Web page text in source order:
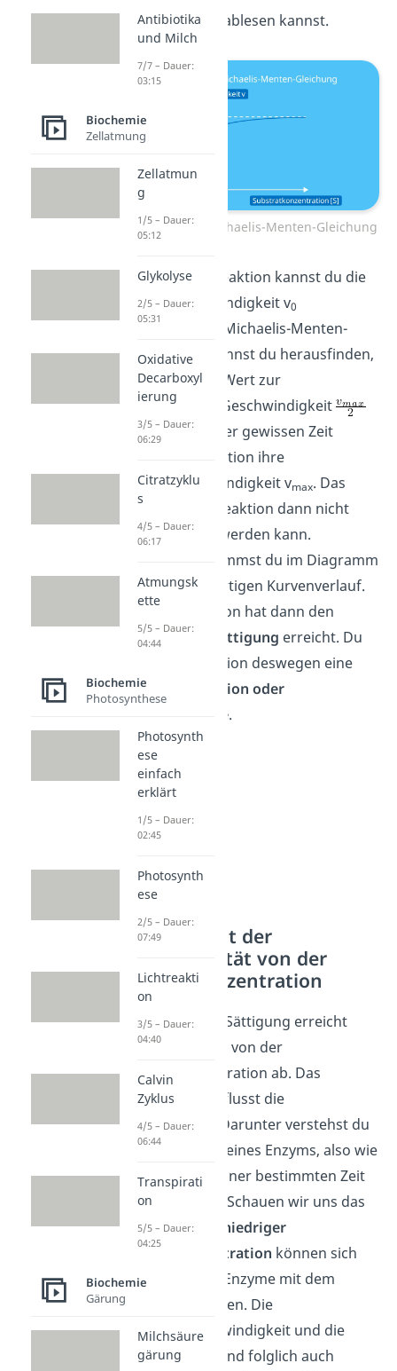
dem Diagramm ablesen kannst.
Diagramm zur Michaelis-Menten-Gleichung
Zu Beginn der Reaktion kannst du die
Anfangsgeschwindigkeit v0
bestimmen. Die Michaelis-Menten-
Konstante K
kannst du herausfinden,
indem du den x-Wert zur
halbmaximalen Geschwindigkeit
abliest. Nach einer gewissen Zeit
erreicht die Reaktion ihre
Maximalgeschwindigkeit vmax. Das
heißt, dass die Reaktion dann nicht
mehr schneller werden kann.
Deswegen bekommst du im Diagramm
einen hyperbelartigen Kurvenverlauf.
Die Enzymreaktion hat dann den
Zustand einer
Sättigung erreicht. Du
nennst die Funktion deswegen eine
Sättigungsfunktion oder
Sättigungskurve.
Abhängigkeit der
Enzymaktivität von der
Substratkonzentration
Wie schnell eine Sättigung erreicht
wird, hängt auch von der
Substratkonzentration ab. Das
wiederum beeinflusst die
Enzymaktivität. Darunter verstehst du
die Wirksamkeit eines Enzyms, also wie
viel Substrat in einer bestimmten Zeit
umgesetzt wird. Schauen wir uns das
genauer an. Bei
niedriger
Substratkonzentration können sich
zunächst wenig Enzyme mit dem
Substrat verbinden. Die
Reaktionsgeschwindigkeit und die
Enzymaktivität sind folglich auch
Antibiotika
und Milch
7/7 – Dauer:
03:15
Biochemie
Zellatmung
Zellatmun
g
1/5 – Dauer:
05:12
Glykolyse
2/5 – Dauer:
05:31
Oxidative
Decarboxyl
ierung
3/5 – Dauer:
06:29
Citratzyklu
s
4/5 – Dauer:
06:17
Atmungsk
ette
5/5 – Dauer:
04:44
Biochemie
Photosynthese
Photosynth
ese
einfach
erklärt
1/5 – Dauer:
02:45
Photosynth
ese
2/5 – Dauer:
07:49
Lichtreakti
on
3/5 – Dauer:
04:40
Calvin
Zyklus
4/5 – Dauer:
06:44
Transpirati
on
5/5 – Dauer:
04:25
Biochemie
Gärung
Milchsäure
gärung